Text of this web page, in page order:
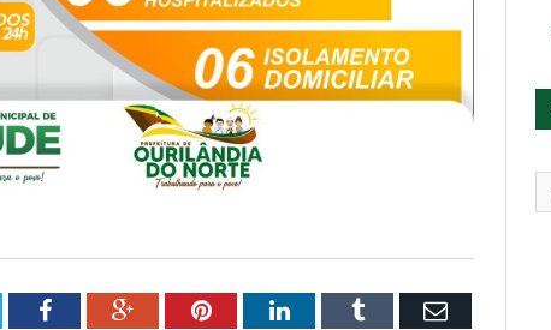
FacebookGoogle+PinterestLinkedInTumblr Email